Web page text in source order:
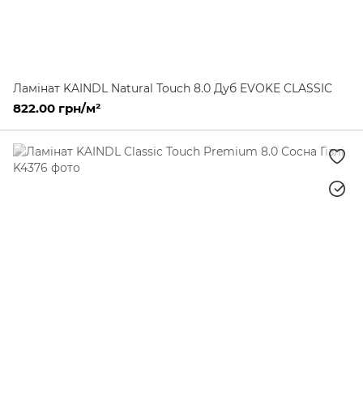
Ламінат KAINDL Natural Touch 8.0 Дуб EVOKE CLASSIC
822.00 грн/м²